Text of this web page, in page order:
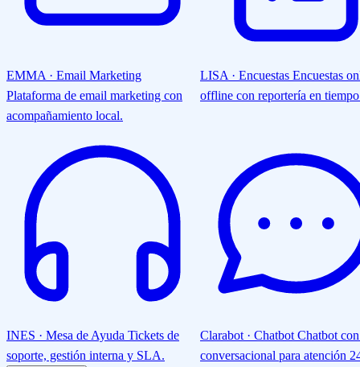
EMMA · Email Marketing
Plataforma de email marketing con
acompañamiento local.
LISA · Encuestas Encuestas
offline con reportería en
INES · Mesa de Ayuda Tickets de
soporte, gestión interna y SLA.
Clarabot · Chatbot Chatbot
conversacional para atención